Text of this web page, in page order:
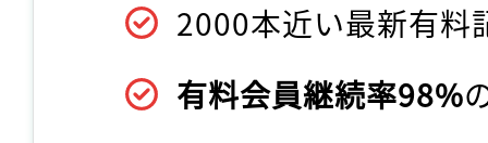
2000本近い最新有料
有料会員継続率98%